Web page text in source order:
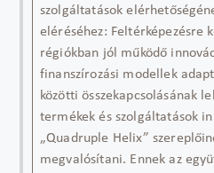
szolgáltatások
eléréséhez: Feltérképezésre
régiókban jól működő
finanszírozási modellek
közötti összekapcsolásának
termékek és szolgáltatások
„Quadruple Helix”
megvalósítani. Ennek az